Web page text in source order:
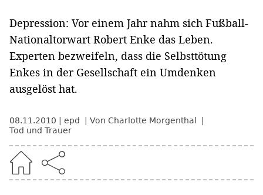
Depression: Vor einem Jahr nahm sich Fußball-
Nationaltorwart Robert Enke das Leben.
Experten bezweifeln, dass die Selbsttötung
Enkes in der Gesellschaft ein Umdenken
ausgelöst hat.
08.11.2010 epd
Von Charlotte Morgenthal
Tod und Trauer